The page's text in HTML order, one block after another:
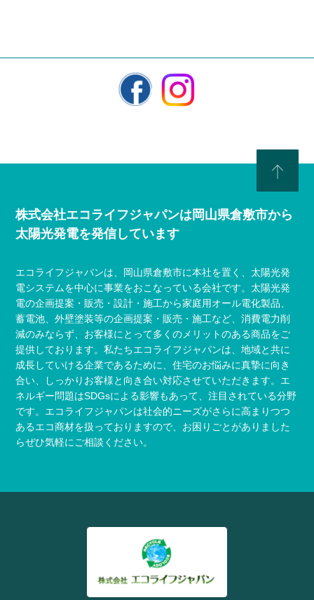
株式会社エコライフジャパンは岡山県倉敷市から
太陽光発電を発信しています
エコライフジャパンは、岡山県倉敷市に本社を置く、太陽光発
電システムを中心に事業をおこなっている会社です。太陽光発
電の企画提案・販売・設計・施工から家庭用オール電化製品、
蓄電池、外壁塗装等の企画提案・販売・施工など、消費電力削
減のみならず、お客様にとって多くのメリットのある商品をご
提供しております。私たちエコライフジャパンは、地域と共に
成長していける企業であるために、住宅のお悩みに真摯に向き
合い、しっかりお客様と向き合い対応させていただきます。エ
ネルギー問題はSDGsによる影響もあって、注目されている分野
です。エコライフジャパンは社会的ニーズがさらに高まりつつ
あるエコ商材を扱っておりますので、お困りごとがありました
らぜひ気軽にご相談ください。